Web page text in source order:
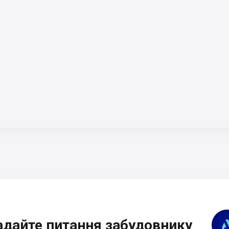
питання забудовнику